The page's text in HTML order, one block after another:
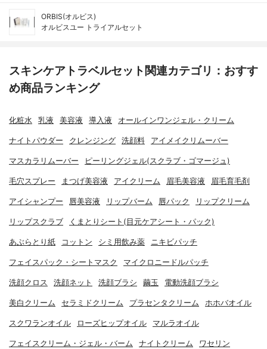
ORBIS(オルビス)
オルビスユー トライアルセット
スキンケアトラベルセット関連カテゴリ：おすす
め商品ランキング
化粧水 乳液 美容液 導入液 オールインワンジェル・クリーム
ナイトパウダー クレンジング 洗顔料 アイメイクリムーバー
マスカラリムーバー ピーリングジェル(スクラブ・ゴマージュ)
毛穴スプレー まつげ美容液 アイクリーム 眉毛美容液 眉毛育毛剤
アイシャンプー 唇美容液 リップバーム 唇パック リップクリーム
リップスクラブ くまとりシート(目元ケアシート・パック)
あぶらとり紙 コットン シミ用飲み薬 ニキビパッチ
フェイスパック・シートマスク マイクロニードルパッチ
洗顔クロス 洗顔ネット 洗顔ブラシ 繭玉 電動洗顔ブラシ
美白クリーム セラミドクリーム プラセンタクリーム ホホバオイル
スクワランオイル ローズヒップオイル マルラオイル
フェイスクリーム・ジェル・バーム ナイトクリーム ワセリン